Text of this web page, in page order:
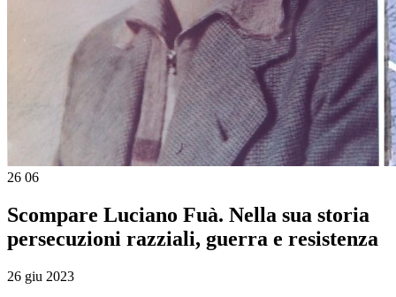
26 06
Scompare Luciano Fuà. Nella sua storia
persecuzioni razziali, guerra e resistenza
26 giu 2023